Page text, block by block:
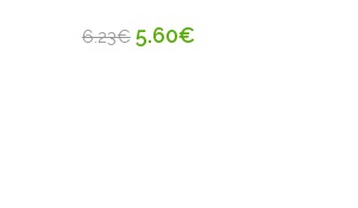
6.23€ 5.60€